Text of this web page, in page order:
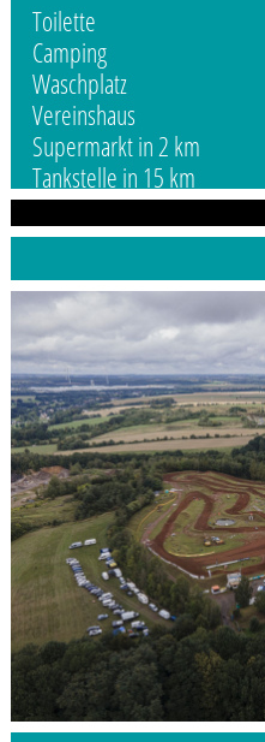
Toilette
Camping
Waschplatz
Vereinshaus
Supermarkt in 2 km
Tankstelle in 15 km